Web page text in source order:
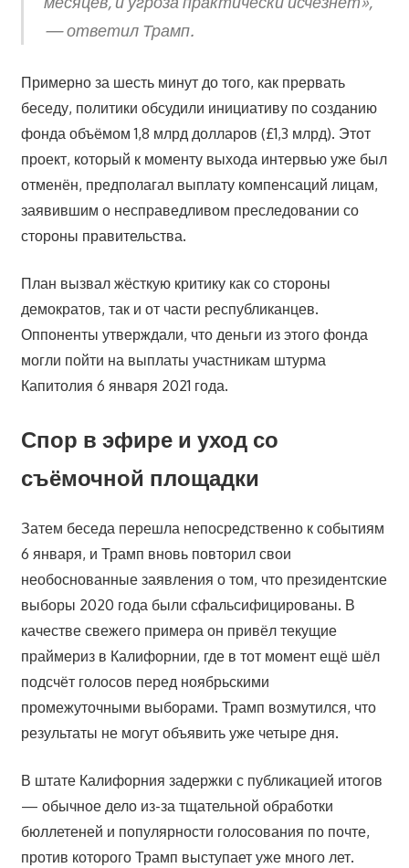
— ответил Трамп.
Примерно за шесть минут до того, как прервать
беседу, политики обсудили инициативу по созданию
фонда объёмом 1,8 млрд долларов (£1,3 млрд). Этот
проект, который к моменту выхода интервью уже был
отменён, предполагал выплату компенсаций лицам,
заявившим о несправедливом преследовании со
стороны правительства.
План вызвал жёсткую критику как со стороны
демократов, так и от части республиканцев.
Оппоненты утверждали, что деньги из этого фонда
могли пойти на выплаты участникам штурма
Капитолия 6 января 2021 года.
Спор в эфире и уход со
съёмочной площадки
Затем беседа перешла непосредственно к событиям
6 января, и Трамп вновь повторил свои
необоснованные заявления о том, что президентские
выборы 2020 года были сфальсифицированы. В
качестве свежего примера он привёл текущие
праймериз в Калифорнии, где в тот момент ещё шёл
подсчёт голосов перед ноябрьскими
промежуточными выборами. Трамп возмутился, что
результаты не могут объявить уже четыре дня.
В штате Калифорния задержки с публикацией итогов
— обычное дело из-за тщательной обработки
бюллетеней и популярности голосования по почте,
против которого Трамп выступает уже много лет.